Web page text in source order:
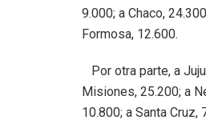
9.000; a Chaco,
Formosa, 12.600.
Por otra parte, a
Misiones, 25.200; a
10.800; a Santa Cruz,